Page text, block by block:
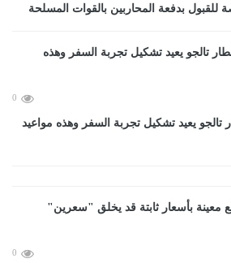
بدفعة المحاربين بالقوات المسلحة
0
يعيد تشكيل تجربة السفر وهذه مواعيد
0